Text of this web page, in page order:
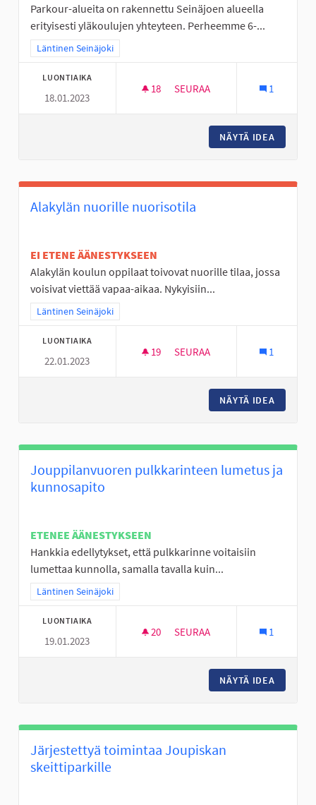
Parkour-alueita on rakennettu Seinäjoen alueella
erityisesti yläkoulujen yhteyteen. Perheemme 6-...
Rajaa tulokset teeman mukaan: Läntinen Seinäjoki
Läntinen Seinäjoki
LUONTIAIKA
18.01.2023
18 18 SEURAAJAA
SEURAA 1
NÄYTÄ IDEA
Alakylän nuorille nuorisotila
EI ETENE ÄÄNESTYKSEEN
Alakylän koulun oppilaat toivovat nuorille tilaa, jossa
voisivat viettää vapaa-aikaa. Nykyisiin...
Rajaa tulokset teeman mukaan: Läntinen Seinäjoki
Läntinen Seinäjoki
LUONTIAIKA
22.01.2023
19 19 SEURAAJAA
SEURAA 1
NÄYTÄ IDEA
Jouppilanvuoren pulkkarinteen lumetus ja
kunnosapito
ETENEE ÄÄNESTYKSEEN
Hankkia edellytykset, että pulkkarinne voitaisiin
lumettaa kunnolla, samalla tavalla kuin...
Rajaa tulokset teeman mukaan: Läntinen Seinäjoki
Läntinen Seinäjoki
LUONTIAIKA
19.01.2023
20 20 SEURAAJAA
SEURAA 1
NÄYTÄ IDEA
Järjestettyä toimintaa Joupiskan
skeittiparkille